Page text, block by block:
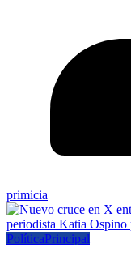
primicia
PolíticaPrincipal